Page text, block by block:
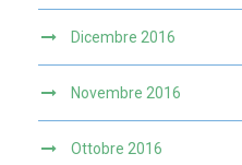
Dicembre 2016
Novembre 2016
Ottobre 2016